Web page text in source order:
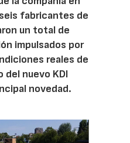
fabricantes de
un total de
impulsados por
reales de
nuevo KDI
novedad.